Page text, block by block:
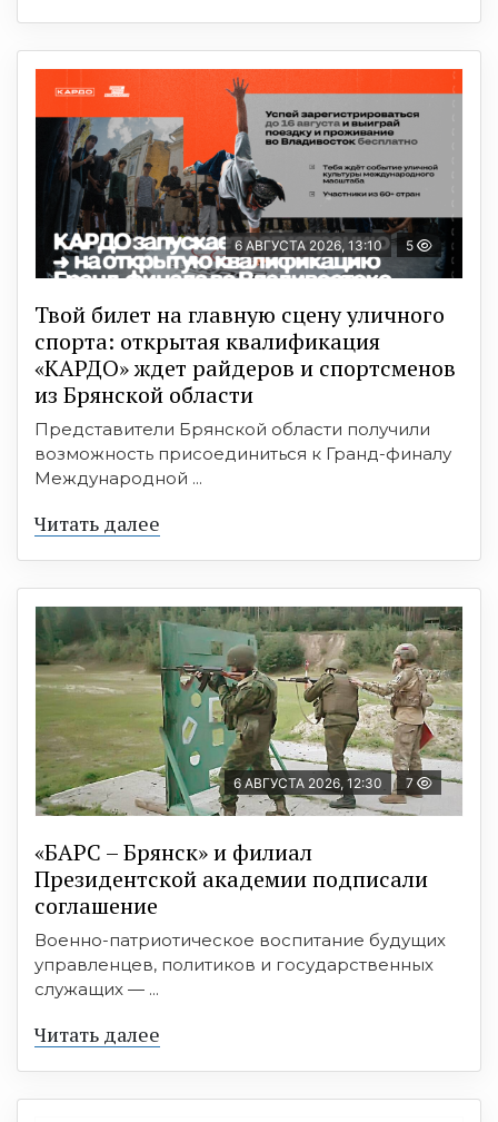
6 АВГУСТА 2026, 13:10 5
Твой билет на главную сцену уличного
спорта: открытая квалификация
«КАРДО» ждет райдеров и спортсменов
из Брянской области
Представители Брянской области получили
возможность присоединиться к Гранд-финалу
Международной ...
Читать далее
6 АВГУСТА 2026, 12:30 7
«БАРС – Брянск» и филиал
Президентской академии подписали
соглашение
Военно-патриотическое воспитание будущих
управленцев, политиков и государственных
служащих — ...
Читать далее